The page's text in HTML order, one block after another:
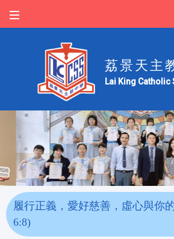
荔景天主
Lai King
履行正義，愛好慈善，虛心與你
6:8)